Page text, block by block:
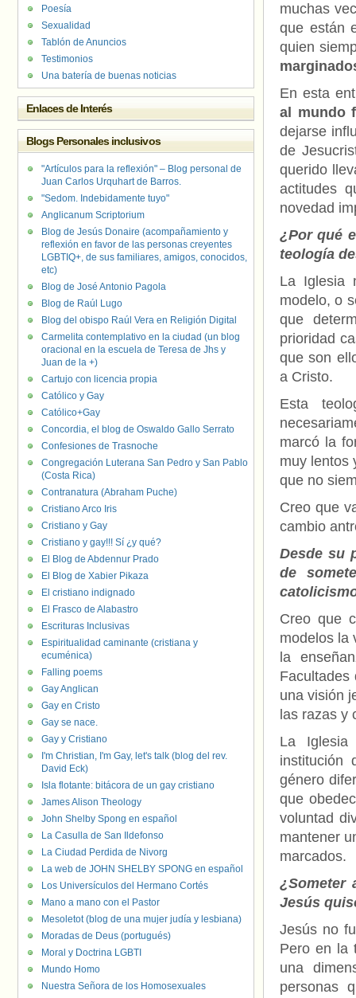
muchas
que están
quien
En esta
al mundo
dejarse
de
querido
actitudes
novedad
¿Por qué
teología
La Iglesia
modelo, o
que
prioridad
que son
a Cristo.
Esta
marcó la
muy lentos
que no
Creo que
cambio
Desde su
de
Creo que
modelos la
la
una visión
las razas y
La Iglesia
institución
género
que
voluntad
mantener
marcados.
¿Someter
Jesús
Jesús no
Pero en la
una
personas
Poesía
Sexualidad
Tablón de Anuncios
Testimonios
Una batería de buenas noticias
Enlaces de Interés
Blogs Personales inclusivos
"Artículos para la reflexión" – Blog personal de
Juan Carlos Urquhart de Barros.
"Sedom. Indebidamente tuyo"
Anglicanum Scriptorium
Blog de Jesús Donaire (acompañamiento y
reflexión en favor de las personas creyentes
LGBTIQ+, de sus familiares, amigos, conocidos,
etc)
Blog de José Antonio Pagola
Blog de Raúl Lugo
Blog del obispo Raúl Vera en Religión Digital
Carmelita contemplativo en la ciudad (un blog
oracional en la escuela de Teresa de Jhs y
Juan de la +)
Cartujo con licencia propia
Católico y Gay
Católico+Gay
Concordia, el blog de Oswaldo Gallo Serrato
Confesiones de Trasnoche
Congregación Luterana San Pedro y San Pablo
(Costa Rica)
Contranatura (Abraham Puche)
Cristiano Arco Iris
Cristiano y Gay
Cristiano y gay!!! Sí ¿y qué?
El Blog de Abdennur Prado
El Blog de Xabier Pikaza
El cristiano indignado
El Frasco de Alabastro
Escrituras Inclusivas
Espiritualidad caminante (cristiana y
ecuménica)
Falling poems
Gay Anglican
Gay en Cristo
Gay se nace.
Gay y Cristiano
I'm Christian, I'm Gay, let's talk (blog del rev.
David Eck)
Isla flotante: bitácora de un gay cristiano
James Alison Theology
John Shelby Spong en español
La Casulla de San Ildefonso
La Ciudad Perdida de Nivorg
La web de JOHN SHELBY SPONG en español
Los Universículos del Hermano Cortés
Mano a mano con el Pastor
Mesoletot (blog de una mujer judía y lesbiana)
Moradas de Deus (portugués)
Moral y Doctrina LGBTI
Mundo Homo
Nuestra Señora de los Homosexuales